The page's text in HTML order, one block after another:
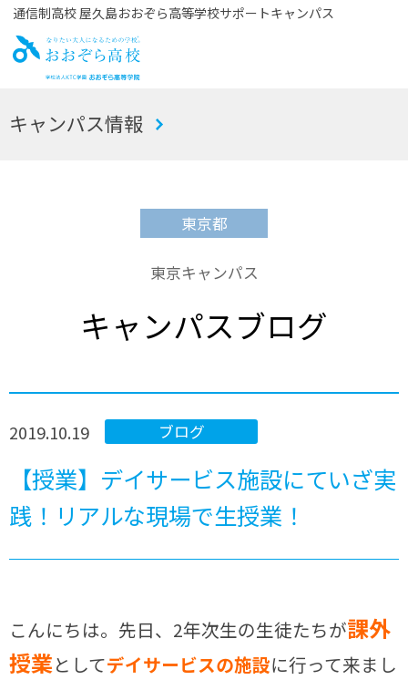
通信制高校 屋久島おおぞら高等学校サポートキャンパス
お
キャンパス情報
東京都
東京キャンパス
キャンパスブログ
ブログ
2019.10.19
【授業】デイサービス施設にていざ実
践！リアルな現場で生授業！
こんにちは。先日、 2年次生の生徒たちが課外
授業としてデイサービスの施設に行って来まし